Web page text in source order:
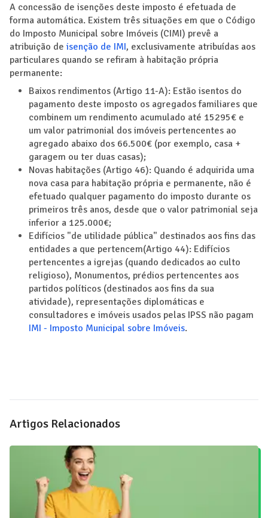
A concessão de isenções deste imposto é efetuada de
forma automática. Existem três situações em que o Código
do Imposto Municipal sobre Imóveis (CIMI) prevê a
atribuição de isenção de IMI, exclusivamente atribuídas aos
particulares quando se refiram à habitação própria
permanente:
Baixos rendimentos (Artigo 11-A): Estão isentos do
pagamento deste imposto os agregados familiares que
combinem um rendimento acumulado até 15295€ e
um valor patrimonial dos imóveis pertencentes ao
agregado abaixo dos 66.500€ (por exemplo, casa +
garagem ou ter duas casas);
Novas habitações (Artigo 46): Quando é adquirida uma
nova casa para habitação própria e permanente, não é
efetuado qualquer pagamento do imposto durante os
primeiros três anos, desde que o valor patrimonial seja
inferior a 125.000€;
Edifícios "de utilidade pública" destinados aos fins das
entidades a que pertencem(Artigo 44): Edifícios
pertencentes a igrejas (quando dedicados ao culto
religioso), Monumentos, prédios pertencentes aos
partidos políticos (destinados aos fins da sua
atividade), representações diplomáticas e
consultadores e imóveis usados pelas IPSS não pagam
IMI - Imposto Municipal sobre Imóveis.
Artigos Relacionados